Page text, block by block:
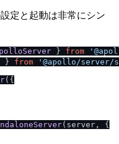
定と起動は非常にシン
} from
} from '@apollo /server/
({
(server, {